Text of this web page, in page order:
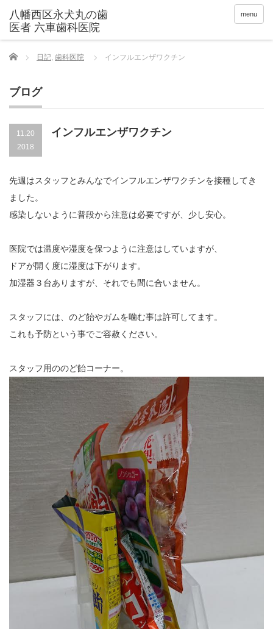
menu
Home 日記, 歯科医院 インフルエンザワクチン
ブログ
11.20
2018
インフルエンザワクチン
先週はスタッフとみんなでインフルエンザワクチンを接種してき
ました。
感染しないように普段から注意は必要ですが、少し安心。
医院では温度や湿度を保つように注意はしていますが、
ドアが開く度に湿度は下がります。
加湿器３台ありますが、それでも間に合いません。
スタッフには、のど飴やガムを噛む事は許可してます。
これも予防という事でご容赦ください。
スタッフ用ののど飴コーナー。